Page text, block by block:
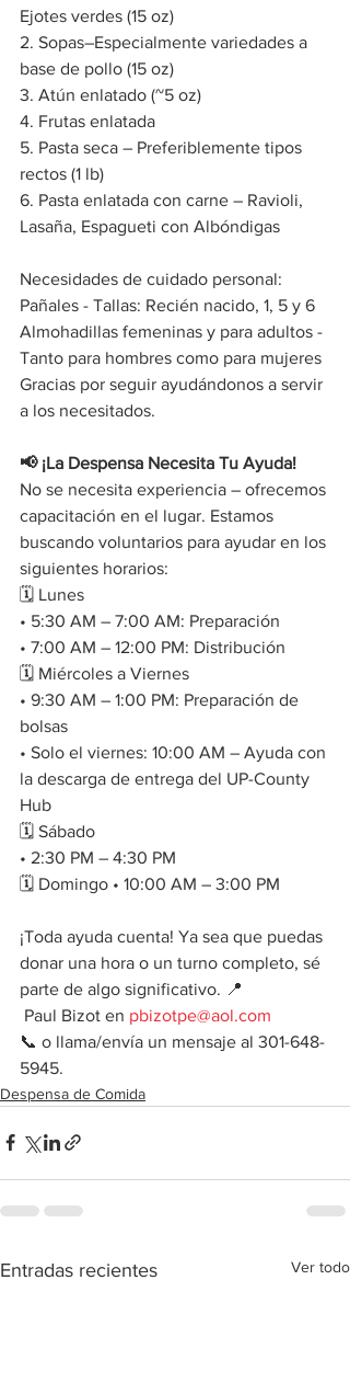
Ejotes verdes (15 oz)
2. Sopas–Especialmente variedades a
base de pollo (15 oz)
3. Atún enlatado (~5 oz)
4. Frutas enlatada
5. Pasta seca – Preferiblemente tipos
rectos (1 lb)
6. Pasta enlatada con carne – Ravioli,
Lasaña, Espagueti con Albóndigas
Necesidades de cuidado personal:
Pañales - Tallas: Recién nacido, 1, 5 y 6
Almohadillas femeninas y para adultos -
Tanto para hombres como para mujeres
Gracias por seguir ayudándonos a servir
a los necesitados.
📢 ¡La Despensa Necesita Tu Ayuda!
No se necesita experiencia – ofrecemos
capacitación en el lugar. Estamos
buscando voluntarios para ayudar en los
siguientes horarios:
🗓 Lunes
• 5:30 AM – 7:00 AM: Preparación
• 7:00 AM – 12:00 PM: Distribución
🗓 Miércoles a Viernes
• 9:30 AM – 1:00 PM: Preparación de
bolsas
• Solo el viernes: 10:00 AM – Ayuda con
la descarga de entrega del UP-County
Hub
🗓 Sábado
• 2:30 PM – 4:30 PM
🗓 Domingo • 10:00 AM – 3:00 PM
¡Toda ayuda cuenta! Ya sea que puedas
donar una hora o un turno completo, sé
parte de algo significativo. 📍
Paul Bizot en pbizotpe@aol.com
📞 o llama/envía un mensaje al 301-648-
5945.
Despensa de Comida
Entradas recientes Ver todo